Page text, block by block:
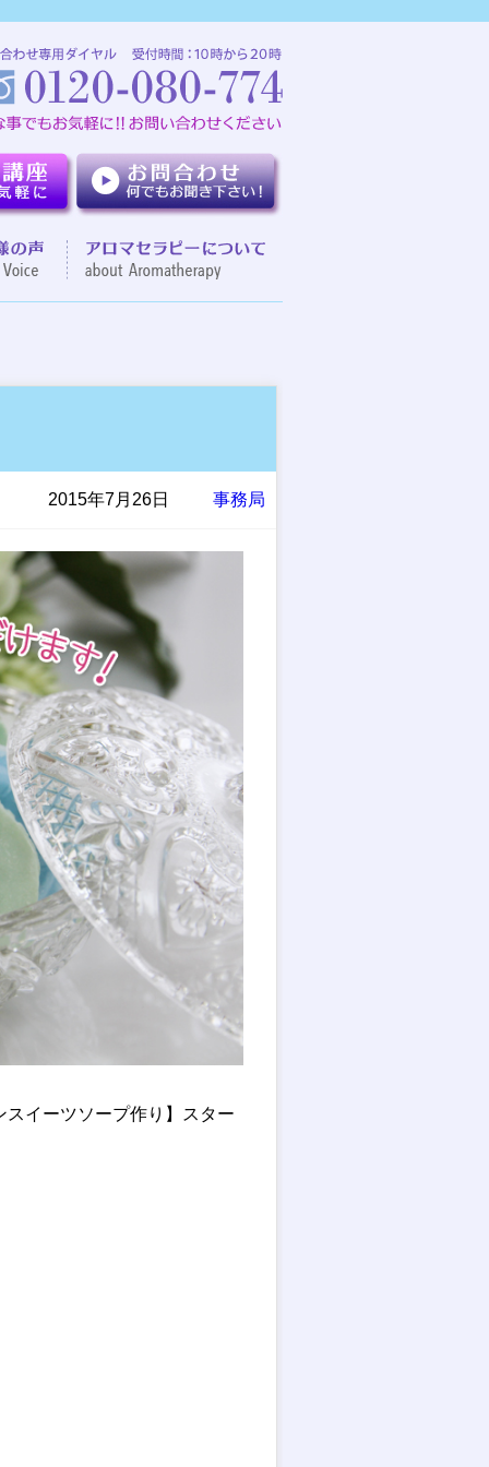
お客様の声
事務局
2015年7月26日
イーツソープ作り】スター